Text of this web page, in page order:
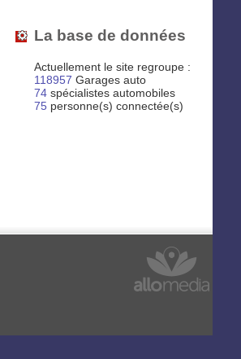
La base de données
Actuellement le site regroupe :
118957 Garages auto
74 spécialistes automobiles
75 personne(s) connectée(s)